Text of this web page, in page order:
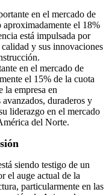
en el mercado de
aproximadamente el 18%
está impulsada por
y sus innovaciones
en el mercado de
el 15% de la cuota
la empresa en
duraderos y
liderazgo en el mercado
del Norte.
siendo testigo de un
el auge actual de la
particularmente en las